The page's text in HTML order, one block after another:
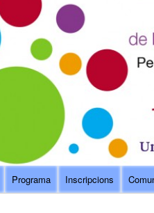
Programa Inscripcions